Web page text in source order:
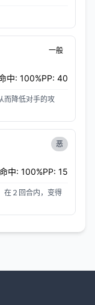
一般
中: 100%PP: 40
而降低对手的攻
恶
命中: 100%PP: 15
在２回合内，变得